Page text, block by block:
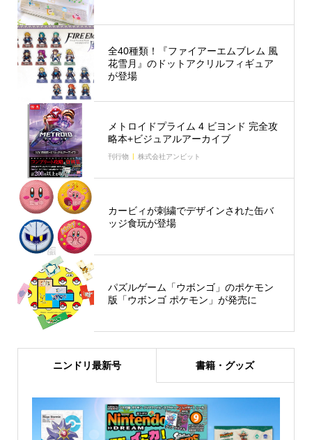
全40種類！『ファイアーエムブレム 風
花雪月』のドットアクリルフィギュア
が登場
メトロイドプライム 4 ビヨンド 完全攻
略本+ビジュアルアーカイブ
刊行物 株式会社アンビット
カービィが刺繍でデザインされた缶バ
ッジ食玩が登場
パズルゲーム「ウボンゴ」のポケモン
版「ウボンゴ ポケモン」が発売に
ニンドリ最新号 書籍・グッズ